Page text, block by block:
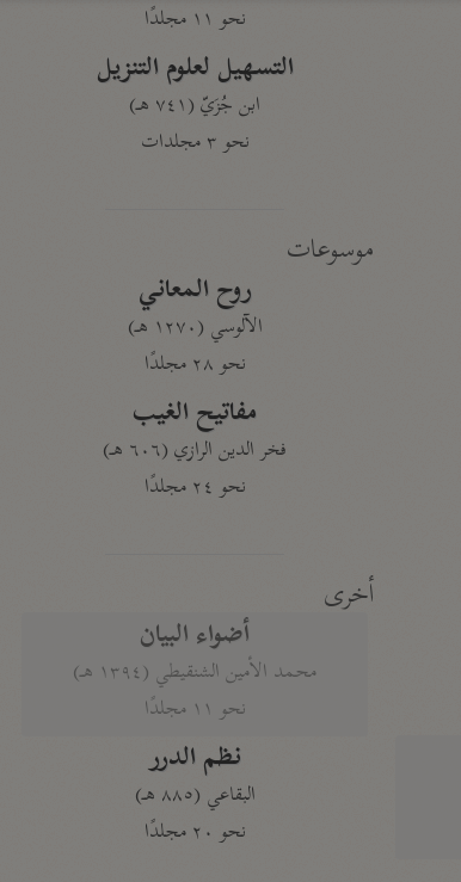
نحو ١١ مجلدًا
التسهيل لعلوم التنزيل
ابن جُزَيّ (٧٤١ هـ)
نحو ٣ مجلدات
موسوعات
روح المعاني
الآلوسي (١٢٧٠ هـ)
نحو ٢٨ مجلدًا
مفاتيح الغيب
فخر الدين الرازي (٦٠٦ هـ)
نحو ٢٤ مجلدًا
أخرى
أضواء البيان
محمد الأمين الشنقيطي (١٣٩٤ هـ)
نحو ١١ مجلدًا
نظم الدرر
البقاعي (٨٨٥ هـ)
نحو ٢٠ مجلدًا